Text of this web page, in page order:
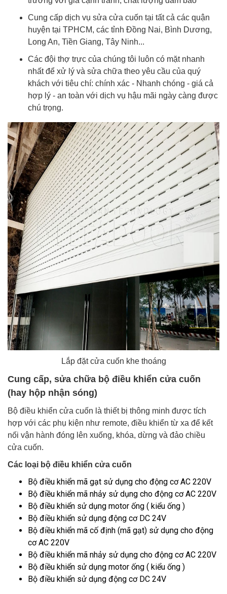
Cung cấp dịch vụ sửa cửa cuốn tại tất cả các quận
huyện tại TPHCM, các tỉnh Đồng Nai, Bình Dương,
Long An, Tiền Giang, Tây Ninh...
Các đội thợ trực của chúng tôi luôn có mặt nhanh
nhất để xử lý và sửa chữa theo yêu cầu của quý
khách với tiêu chí: chính xác - Nhanh chóng - giá cả
hợp lý - an toàn với dịch vụ hậu mãi ngày càng được
chú trọng.
Lắp đặt cửa cuốn khe thoáng
Cung cấp, sửa chữa bộ điều khiển cửa cuốn
(hay hộp nhận sóng)
Bộ điều khiển cửa cuốn là thiết bị thông minh được tích
hợp với các phụ kiện như remote, điều khiển từ xa để kết
nối vận hành đóng lên xuống, khóa, dừng và đảo chiều
cửa cuốn.
Các loại bộ điều khiển cửa cuốn
Bộ điều khiển mã gạt sử dụng cho động cơ AC 220V
Bộ điều khiển mã nhảy sử dụng cho động cơ AC 220V
Bộ điều khiển sử dụng motor ống ( kiểu ống )
Bộ điều khiển sử dụng động cơ DC 24V
Bộ điều khiển mã cố định (mã gạt) sử dụng cho động
cơ AC 220V
Bộ điều khiển mã nhảy sử dụng cho động cơ AC 220V
Bộ điều khiển sử dụng motor ống ( kiểu ống )
Bộ điều khiển sử dụng động cơ DC 24V